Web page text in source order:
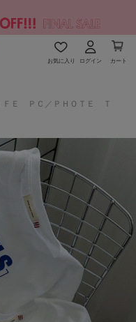
お気に入り ログイン カート
ＦＥ ＰＣ／ＰＨＯＴＥ Ｔ